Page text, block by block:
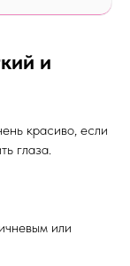
и
красиво, если
глаза.
или